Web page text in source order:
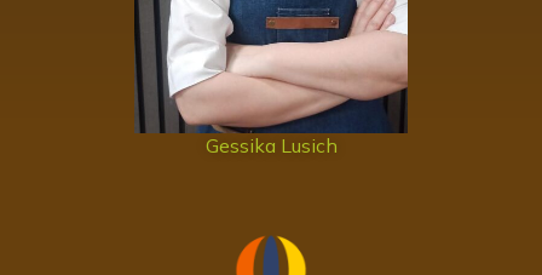
Gessika Lusich